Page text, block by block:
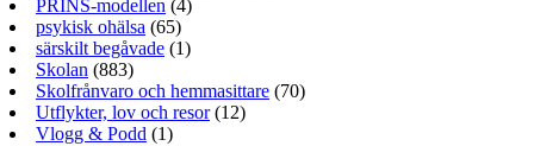
PRINS-modellen (4)
psykisk ohälsa (65)
särskilt begåvade (1)
Skolan (883)
Skolfrånvaro och hemmasittare (70)
Utflykter, lov och resor(12)
Vlogg & Podd (1)